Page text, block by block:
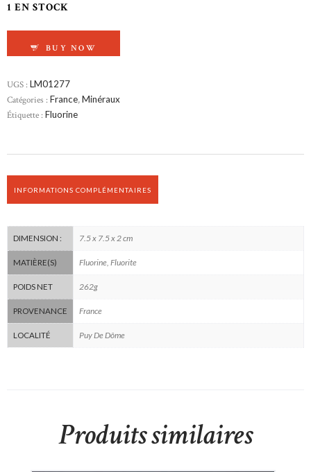
1 EN STOCK
BUY NOW
UGS : LM01277
Catégories : France,Minéraux
Étiquette : Fluorine
INFORMATIONS COMPLÉMENTAIRES
DIMENSION : 7.5 x 7.5 x 2 cm
MATIÈRE(S) Fluorine, Fluorite
POIDS NET 262g
PROVENANCE France
LOCALITÉ Puy De Dôme
Produits similaires